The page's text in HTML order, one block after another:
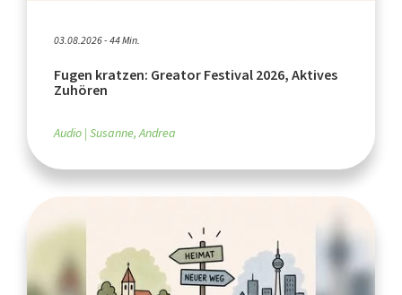
03.08.2026 - 44 Min.
Fugen kratzen: Greator Festival 2026, Aktives
Zuhören
Audio Susanne, Andrea